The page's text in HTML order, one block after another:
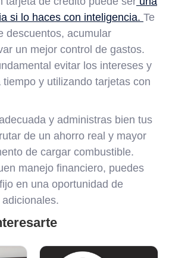
si lo haces con inteligencia. Te
descuentos, acumular
un mejor control de gastos.
evitar los intereses y
y utilizando tarjetas con
y administras bien tus
de un ahorro real y mayor
de cargar combustible.
manejo financiero, puedes
en una oportunidad de